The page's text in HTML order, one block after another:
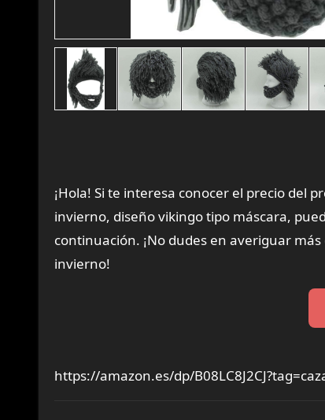
¡Hola! Si te interesa conocer el precio del
invierno, diseño vikingo tipo máscara,
continuación. ¡No dudes en averiguar
invierno!
https://amazon.es/dp/